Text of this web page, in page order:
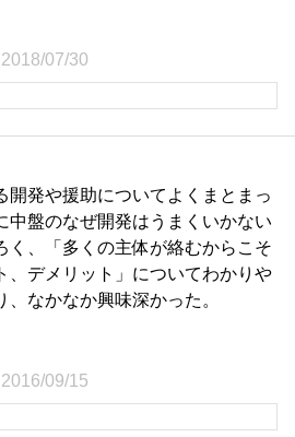
2018/07/30
開発や援助についてよくまとまっ
中盤のなぜ開発はうまくいかない
く、「多くの主体が絡むからこそ
、デメリット」についてわかりや
、なかなか興味深かった。
2016/09/15